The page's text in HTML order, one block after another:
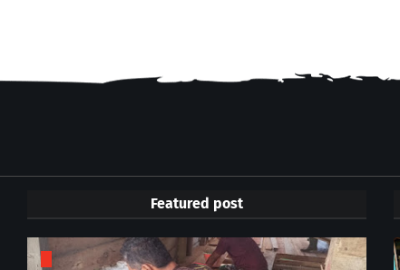
Featured post